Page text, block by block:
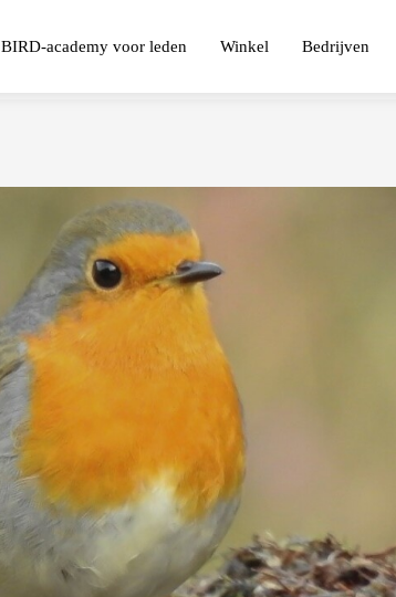
BIRD-academy voor leden Winkel Bedrijven